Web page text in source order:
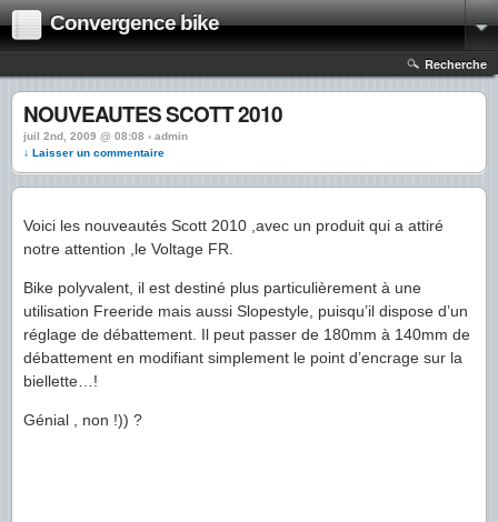
Convergence bike
Recherche
NOUVEAUTES SCOTT 2010
juil 2nd, 2009 @ 08:08 › admin
↓ Laisser un commentaire
Voici les nouveautés Scott 2010 ,avec un produit qui a attiré
notre attention ,le Voltage FR.
Bike polyvalent, il est destiné plus particulièrement à une
utilisation Freeride mais aussi Slopestyle, puisqu’il dispose d’un
réglage de débattement. Il peut passer de 180mm à 140mm de
débattement en modifiant simplement le point d’encrage sur la
biellette…!
Génial , non !)) ?